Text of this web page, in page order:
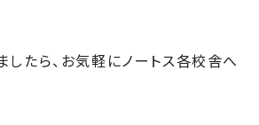
たら、お気軽にノートス各校舎へ